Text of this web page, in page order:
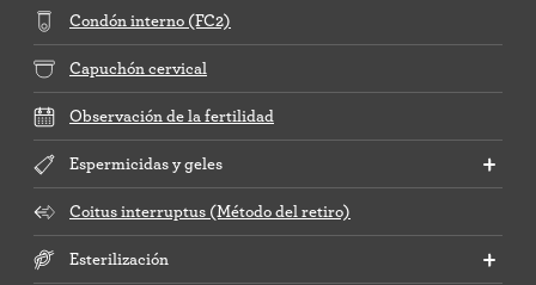
Condón interno (FC2)
Capuchón cervical
Observación de la fertilidad
Espermicidas y geles
Coitus interruptus (Método del retiro)
Esterilización